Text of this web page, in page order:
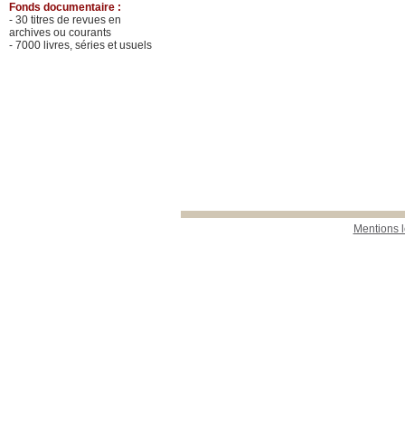
Mentions
Fonds documentaire :
- 30 titres de revues en
archives ou courants
- 7000 livres, séries et usuels